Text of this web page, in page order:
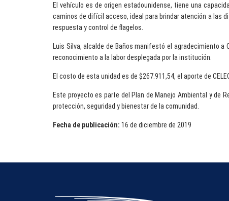
El vehículo es de origen estadounidense, tiene una
caminos de difícil acceso, ideal para brindar atención a las
respuesta y control de flagelos.
Luis Silva, alcalde de Baños manifestó el agradecimiento a
reconocimiento a la labor desplegada por la institución.
El costo de esta unidad es de $267.911,54, el aporte de
Este proyecto es parte del Plan de Manejo Ambiental y de
protección, seguridad y bienestar de la comunidad.
Fecha de publicación: 16 de diciembre de 2019